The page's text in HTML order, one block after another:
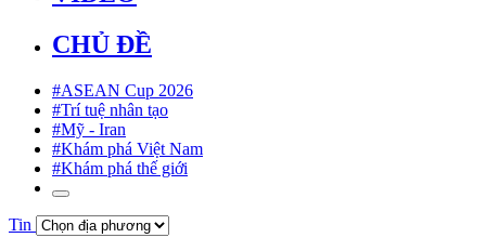
CHỦ ĐỀ
#ASEAN Cup 2026
#Trí tuệ nhân tạo
#Mỹ - Iran
#Khám phá Việt Nam
#Khám phá thế giới
Tin